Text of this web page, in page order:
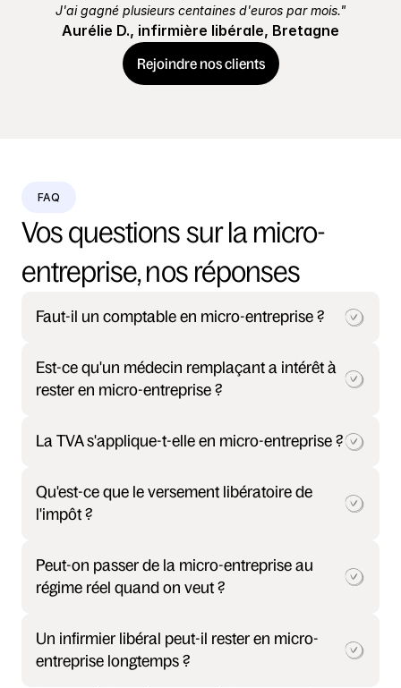
J'ai gagné plusieurs centaines d'euros par mois."
Aurélie D., infirmière libérale, Bretagne
Rejoindre nos clients
FAQ
Vos questions sur la micro-
entreprise, nos réponses
Faut-il un comptable en micro-entreprise ?
Est-ce qu'un médecin remplaçant a intérêt à
rester en micro-entreprise ?
La TVA s'applique-t-elle en micro-entreprise ?
Qu'est-ce que le versement libératoire de
l'impôt ?
Peut-on passer de la micro-entreprise au
régime réel quand on veut ?
Un infirmier libéral peut-il rester en micro-
entreprise longtemps ?